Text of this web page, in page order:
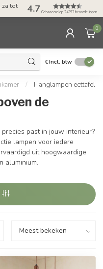
za tot 4.7 Gebaseerd op 24393 beoordelingen
0
€Incl. btw
/ Hanglampen eettafel
de
past in jouw interieur?
lampen voor iedere
uit hoogwaardige
aluminium.